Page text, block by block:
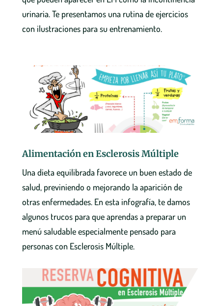
urinaria. Te presentamos una rutina de ejercicios
con ilustraciones para su entrenamiento.
Alimentación en Esclerosis Múltiple
Una dieta equilibrada favorece un buen estado de
salud, previniendo o mejorando la aparición de
otras enfermedades. En esta infografía, te damos
algunos trucos para que aprendas a preparar un
menú saludable especialmente pensado para
personas con Esclerosis Múltiple.